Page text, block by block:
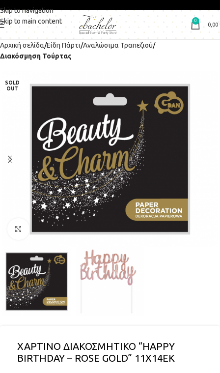
Skip to navigation
Skip to main content
0
0,00
Αρχική σελίδα Είδη Πάρτι Αναλώσιμα Τραπεζιού
Διακόσμηση Τούρτας
SOLD
OUT
ΧΑΡΤΙΝΟ ΔΙΑΚΟΣΜΗΤΙΚΟ “HAPPY
BIRTHDAY – ROSE GOLD” 11X14ΕΚ